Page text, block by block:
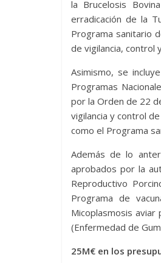
la Brucelosis
erradicación de la
Programa sanitario
de vigilancia, control
Asimismo, se
Programas
por la Orden de 22
vigilancia y control
como el Programa
Además de lo
aprobados por la
Reproductivo
Programa de
Micoplasmosis aviar
(Enfermedad de
25M€ en los